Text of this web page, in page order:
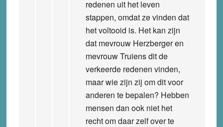
redenen uit het leven
stappen, omdat ze vinden dat
het voltooid is. Het kan zijn
dat mevrouw Herzberger en
mevrouw Truiens dit de
verkeerde redenen vinden,
maar wie zijn zij om dit voor
anderen te bepalen? Hebben
mensen dan ook niet het
recht om daar zelf over te